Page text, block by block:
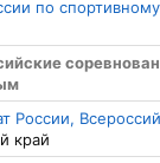
по
России,
край